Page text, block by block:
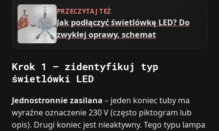
PRZECZYTAJ TEŻ
Jak podłączyć świetlówkę LED? Do
zwykłej oprawy, schemat
Krok 1 – zidentyfikuj typ
świetlówki LED
Jednostronnie zasilana – jeden koniec tuby ma
wyraźne oznaczenie 230 V (często piktogram lub
opis). Drugi koniec jest nieaktywny. Tego typu lampa